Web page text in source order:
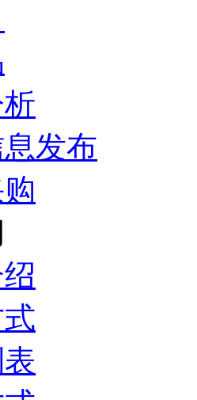
发布